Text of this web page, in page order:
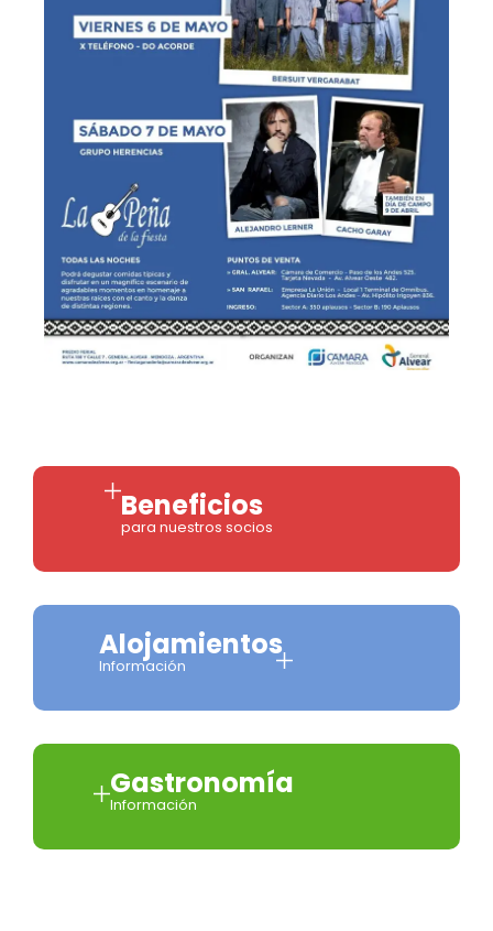
Beneficios
para nuestros socios
Alojamientos
Información
Gastronomía
Información